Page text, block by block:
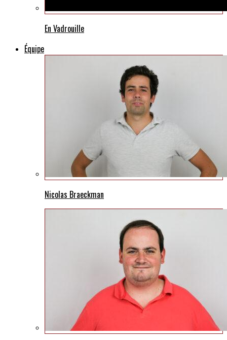
En Vadrouille
Équipe
Nicolas Braeckman